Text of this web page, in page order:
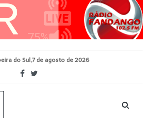
do Sul,7 de agosto de 2026